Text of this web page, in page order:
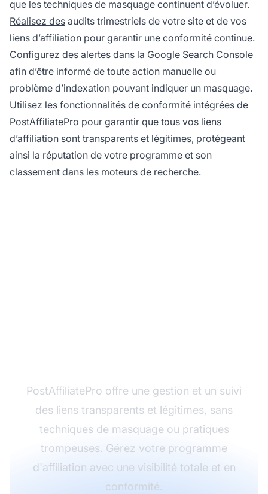
que les techniques de masquage continuent d’évoluer.
Réalisez des audits trimestriels de votre site et de vos
liens d’affiliation pour garantir une conformité continue.
Configurez des alertes dans la Google Search Console
afin d’être informé de toute action manuelle ou
problème d’indexation pouvant indiquer un masquage.
Utilisez les fonctionnalités de conformité intégrées de
PostAffiliatePro pour garantir que tous vos liens
d’affiliation sont transparents et légitimes, protégeant
ainsi la réputation de votre programme et son
classement dans les moteurs de recherche.
PostAffiliatePro offre une gestion et un suivi
des liens transparents et légitimes, sans
techniques de masquage ou pratiques
trompeuses. Gérez votre programme
d'affiliation avec une visibilité totale et en
conformité.